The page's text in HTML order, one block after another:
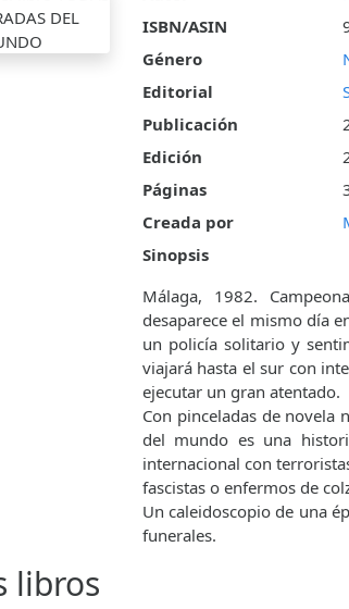
ISBN/ASIN
Género
Editorial
Publicación
Edición
Páginas
Creada por
Sinopsis
Málaga, 1982.
desaparece el mismo día
un policía solitario y
viajará hasta el sur con
ejecutar un gran atentado.
Con pinceladas de novela
del mundo es una
internacional con
fascistas o enfermos de
Un caleidoscopio de una
funerales.
libros